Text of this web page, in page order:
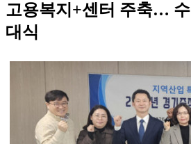
고용복지+센터 주축…
대식